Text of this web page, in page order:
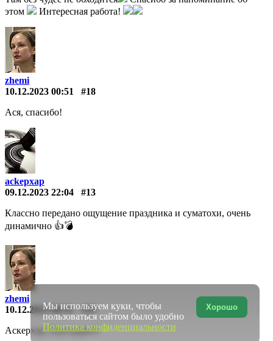
этом
Интересная работа!
zhemi
10.12.2023 00:51
#18
Ася, спасибо!
ackepxap
09.12.2023 22:04
#13
Классно передано ощущение праздника и суматохи, очень
динамично 👍💣
zhemi
10.12.2023 00:51
#19
Аскерхар, благодарю!!
Хорошо
Мы используем куки, чтобы
пользоваться сайтом было удобно
Политика конфиденциальности